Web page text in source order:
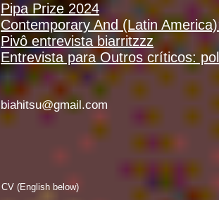
Pipa Prize 2024
Contemporary And (Latin
Pivô entrevista biarritzzz
Entrevista para Outros críticos:
biahitsu@gmail.com
CV (English below)